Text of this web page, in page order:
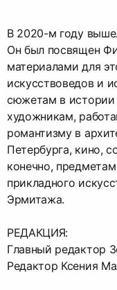
В 2020-м году
Он был посвящен
материалами для
искусствоведов и
сюжетам в истории
художникам,
романтизму в
Петербурга, кино,
конечно,
прикладного
Эрмитажа.
РЕДАКЦИЯ:
Главный редактор
Редактор Ксения